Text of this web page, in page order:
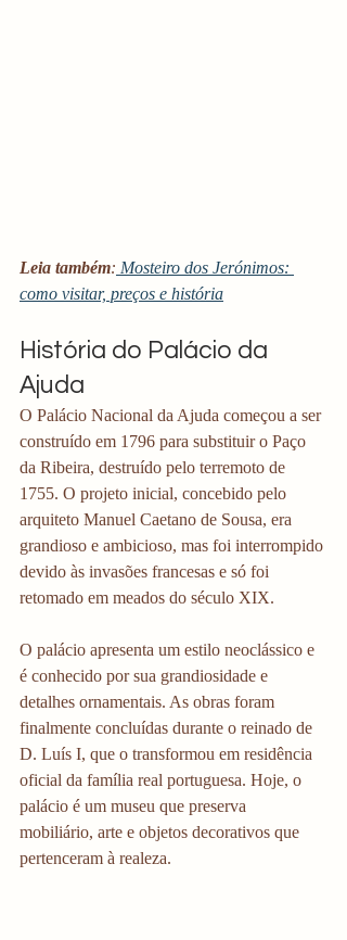
Leia também: Mosteiro dos Jerónimos:
como visitar, preços e história
História do Palácio da
Ajuda
O Palácio Nacional da Ajuda começou a ser
construído em 1796 para substituir o Paço
da Ribeira, destruído pelo terremoto de
1755. O projeto inicial, concebido pelo
arquiteto Manuel Caetano de Sousa, era
grandioso e ambicioso, mas foi interrompido
devido às invasões francesas e só foi
retomado em meados do século XIX.
O palácio apresenta um estilo neoclássico e
é conhecido por sua grandiosidade e
detalhes ornamentais. As obras foram
finalmente concluídas durante o reinado de
D. Luís I, que o transformou em residência
oficial da família real portuguesa. Hoje, o
palácio é um museu que preserva
mobiliário, arte e objetos decorativos que
pertenceram à realeza.